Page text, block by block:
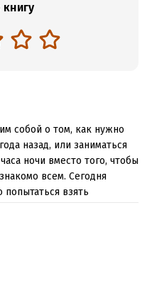
собой о том, как нужно
назад, или заниматься
ночи вместо того, чтобы
всем. Сегодня
взять
несколько клиник
Переводили: Анастасия